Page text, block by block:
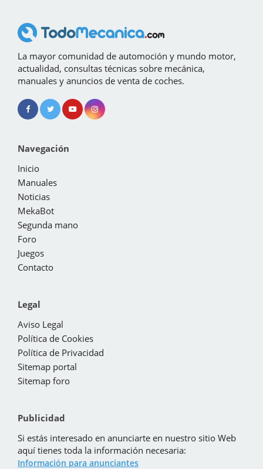
La mayor comunidad de automoción y mundo motor,
actualidad, consultas técnicas sobre mecánica,
manuales y anuncios de venta de coches.
Navegación
Inicio
Manuales
Noticias
MekaBot
Segunda mano
Foro
Juegos
Contacto
Legal
Aviso Legal
Política de Cookies
Política de Privacidad
Sitemap portal
Sitemap foro
Publicidad
Si estás interesado en anunciarte en nuestro sitio Web
aquí tienes toda la información necesaria:
Información para anunciantes